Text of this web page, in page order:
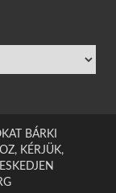
BÁRKI
KÉRJÜK,